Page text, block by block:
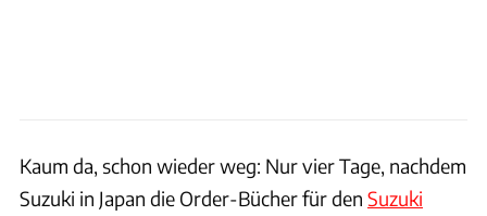
Kaum da, schon wieder weg: Nur vier Tage, nachdem
Suzuki in Japan die Order-Bücher für den Suzuki